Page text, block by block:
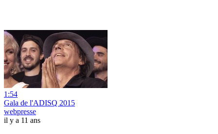
1:54
Gala de l'ADISQ 2015
webpresse
il y a 11 ans